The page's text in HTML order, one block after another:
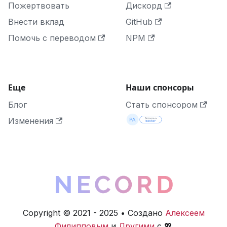
Пожертвовать
Внести вклад
Помочь с переводом
Дискорд
GitHub
NPM
Еще
Блог
Изменения
Наши спонсоры
Стать спонсором
Copyright © 2021 - 2025 • Создано Алексеем